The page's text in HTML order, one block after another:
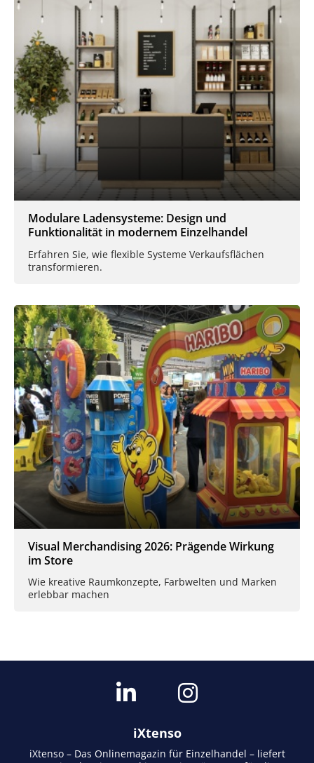
Modulare Ladensysteme: Design und
Funktionalität in modernem Einzelhandel
Erfahren Sie, wie flexible Systeme Verkaufsflächen
transformieren.
Visual Merchandising 2026: Prägende Wirkung
im Store
Wie kreative Raumkonzepte, Farbwelten und Marken
erlebbar machen
iXtenso
iXtenso – Das Onlinemagazin für Einzelhandel – liefert